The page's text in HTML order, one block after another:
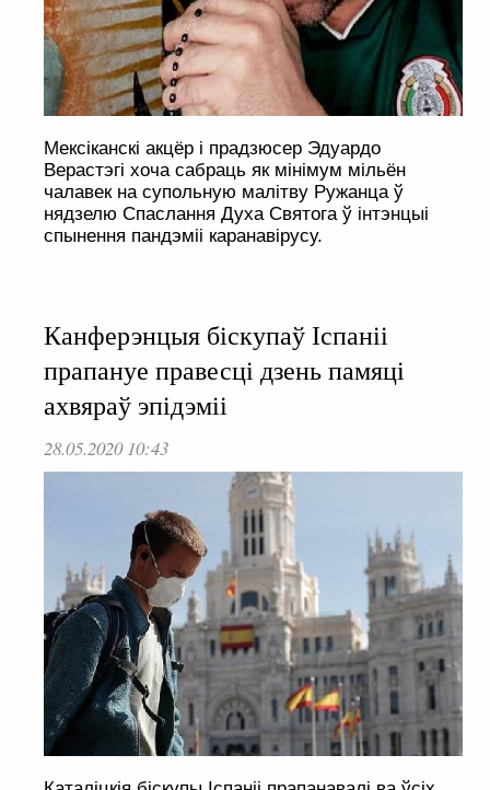
Мексіканскі акцёр і прадзюсер Эдуардо
Верастэгі хоча сабраць як мінімум мільён
чалавек на супольную малітву Ружанца ў
нядзелю Спаслання Духа Святога ў інтэнцыі
спынення пандэміі каранавірусу.
Канферэнцыя біскупаў Іспаніі
прапануе правесці дзень памяці
ахвяраў эпідэміі
28.05.2020 10:43